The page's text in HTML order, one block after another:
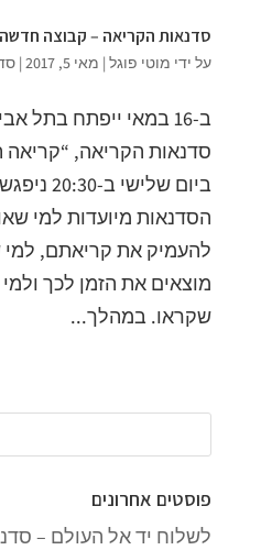
סדנאות הקריאה – קבוצה
על ידי מוטי פוגל| מאי 5, 2017 |
ב-16 במאי ייפתח בתל
סדנאות הקריאה,
ביום
הסדנאות מיועדות למי
להעמיק את קריאתם, למי
מוצאים את הזמן לכך
שקראו. במהלך...
פוסטים אחרונים
לשלוח יד אל העולם –